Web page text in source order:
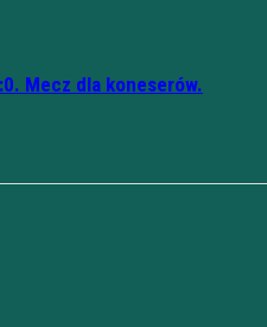
Mecz dla koneserów.